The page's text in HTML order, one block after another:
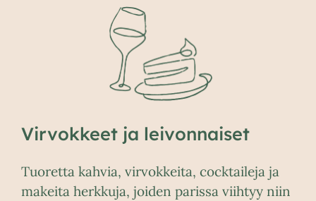
Virvokkeet ja leivonnaiset
Tuoretta kahvia, virvokkeita, cocktaileja ja
makeita herkkuja, joiden parissa viihtyy niin